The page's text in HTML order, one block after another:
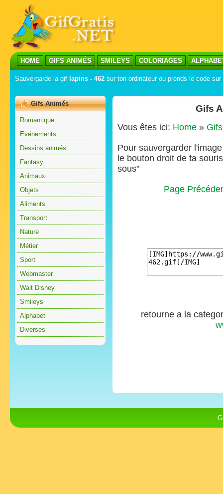
HOME GIFS ANIMÉS SMILEYS COLORIAGES
Sauvergarde la gif lapins - 462 sur ton ordinateur ou prends le code sur
Gifs Animés
Romantique
Evénements
Dessins animés
Fantasy
Animaux
Objets
Aliments
Transport
Nature
Métier
Sport
Webmaster
Walt Disney
Smileys
Alphabet
Diverses
Gifs
Vous êtes ici: Home »
Pour sauvergarder
le bouton droit de ta
sous"
Page
retourne a la